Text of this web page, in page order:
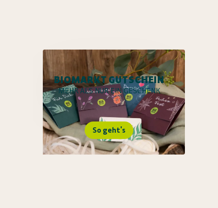
BIOMARKT GUTSCHEIN
MEHR ALS NUR EIN GESCHENK
So geht's